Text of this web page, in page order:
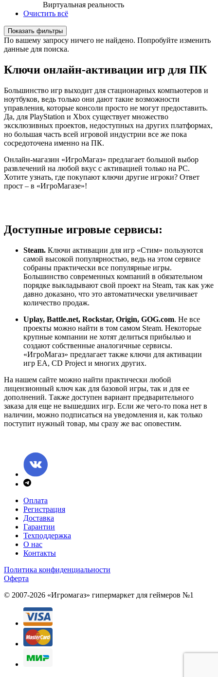
Виртуальная реальность
Очистить всё
Показать фильтры
По вашему запросу ничего не найдено. Попробуйте изменить
данные для поиска.
Ключи онлайн-активации игр для ПК
Большинство игр выходит для стационарных компьютеров и
ноутбуков, ведь только они дают такие возможности
управления, которые консоли просто не могут предоставить.
Да, для PlayStation и Xbox существует множество
эксклюзивных проектов, недоступных на других платформах,
но большая часть всей игровой индустрии все же пока
сосредоточена именно на ПК.
Онлайн-магазин «ИгроМагаз» предлагает большой выбор
развлечений на любой вкус с активацией только на PC.
Хотите узнать, где покупают ключи другие игроки? Ответ
прост – в «ИгроМагазе»!
Доступные игровые сервисы:
Steam. Ключи активации для игр «Стим» пользуются
самой высокой популярностью, ведь на этом сервисе
собраны практически все популярные игры.
Большинство современных компаний в обязательном
порядке выкладывают свой проект на Steam, так как уже
давно доказано, что это автоматически увеличивает
количество продаж.
Uplay, Battle.net, Rockstar, Origin, GOG.com. Не все
проекты можно найти в том самом Steam. Некоторые
крупные компании не хотят делиться прибылью и
создают собственные аналогичные сервисы.
«ИгроМагаз» предлагает также ключи для активации
игр EA, CD Project и многих других.
На нашем сайте можно найти практически любой
лицензионный ключ как для базовой игры, так и для ее
дополнений. Также доступен вариант предварительного
заказа для еще не вышедших игр. Если же чего-то пока нет в
наличии, можно подписаться на уведомления и, как только
поступит нужный товар, мы сразу же вас оповестим.
Оплата
Регистрация
Доставка
Гарантии
Техподдержка
О нас
Контакты
Политика конфиденциальности
Оферта
© 2007-2026 «Игромагаз» гипермаркет для геймеров №1